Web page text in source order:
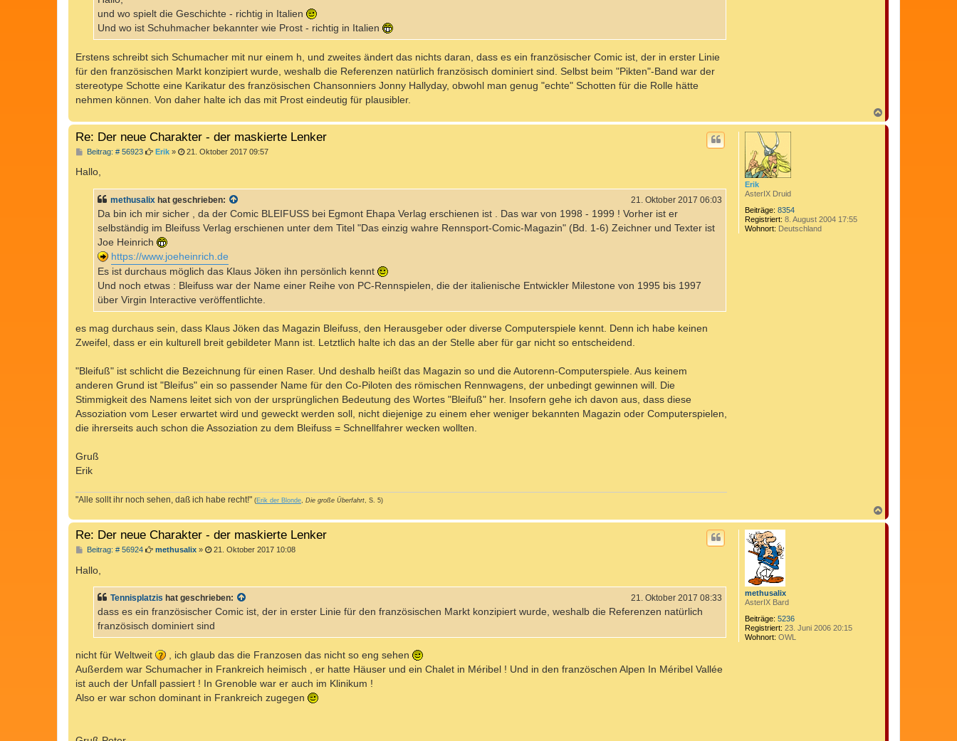
und wo spielt die Geschichte - richtig in Italien
Und wo ist Schuhmacher bekannter wie Prost - richtig in Italien
Erstens schreibt sich Schumacher mit nur einem h, und zweites ändert das nichts daran, dass es ein französischer Comic ist, der in erster Linie
für den französischen Markt konzipiert wurde, weshalb die Referenzen natürlich französisch dominiert sind. Selbst beim "Pikten"-Band war der
stereotype Schotte eine Karikatur des französischen Chansonniers Jonny Hallyday, obwohl man genug "echte" Schotten für die Rolle hätte
nehmen können. Von daher halte ich das mit Prost eindeutig für plausibler.
a
c
Erik
AsterIX Druid
Beiträge: 8354
Registriert: 8. August 2004 17:55
Wohnort: Deutschland
Re: Der neue Charakter - der maskierte Lenker
Beitrag: # 56923B
r
a
Erik» 21. Oktober 2017 09:57
Hallo,
methusalix hat geschrieben: 21. Oktober 2017 06:03
Da bin ich mir sicher , da der Comic BLEIFUSS bei Egmont Ehapa Verlag erschienen ist . Das war von 1998 - 1999 ! Vorher ist er
selbständig im Bleifuss Verlag erschienen unter dem Titel "Das einzig wahre Rennsport-Comic-Magazin" (Bd. 1-6) Zeichner und Texter ist
Joe Heinrich
https://www.joeheinrich.de
Es ist durchaus möglich das Klaus Jöken ihn persönlich kennt
Und noch etwas : Bleifuss war der Name einer Reihe von PC-Rennspielen, die der italienische Entwickler Milestone von 1995 bis 1997
über Virgin Interactive veröffentlichte.
es mag durchaus sein, dass Klaus Jöken das Magazin Bleifuss, den Herausgeber oder diverse Computerspiele kennt. Denn ich habe keinen
Zweifel, dass er ein kulturell breit gebildeter Mann ist. Letztlich halte ich das an der Stelle aber für gar nicht so entscheidend.
"Bleifuß" ist schlicht die Bezeichnung für einen Raser. Und deshalb heißt das Magazin so und die Autorenn-Computerspiele. Aus keinem
anderen Grund ist "Bleifus" ein so passender Name für den Co-Piloten des römischen Rennwagens, der unbedingt gewinnen will. Die
Stimmigkeit des Namens leitet sich von der ursprünglichen Bedeutung des Wortes "Bleifuß" her. Insofern gehe ich davon aus, dass diese
Assoziation vom Leser erwartet wird und geweckt werden soll, nicht diejenige zu einem eher weniger bekannten Magazin oder Computerspielen,
die ihrerseits auch schon die Assoziation zu dem Bleifuss = Schnellfahrer wecken wollten.
Gruß
Erik
"Alle sollt ihr noch sehen, daß ich habe recht!" (Erik der Blonde, Die große Überfahrt, S. 5)
a
c
methusalix
AsterIX Bard
Beiträge: 5236
Registriert: 23. Juni 2006 20:15
Wohnort: OWL
Re: Der neue Charakter - der maskierte Lenker
Beitrag: # 56924B
r
a
methusalix» 21. Oktober 2017 10:08
Hallo,
Tennisplatzis hat geschrieben: 21. Oktober 2017 08:33
dass es ein französischer Comic ist, der in erster Linie für den französischen Markt konzipiert wurde, weshalb die Referenzen natürlich
französisch dominiert sind
nicht für Weltweit
, ich glaub das die Franzosen das nicht so eng sehen
Außerdem war Schumacher in Frankreich heimisch , er hatte Häuser und ein Chalet in Méribel ! Und in den französchen Alpen In Méribel Vallée
ist auch der Unfall passiert ! In Grenoble war er auch im Klinikum !
Also er war schon dominant in Frankreich zugegen